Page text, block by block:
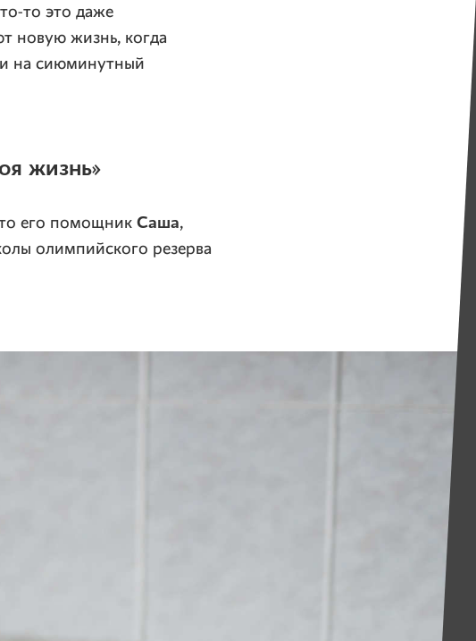
то это даже
новую жизнь, когда
на сиюминутный
жизнь»
его помощник Саша,
олимпийского резерва